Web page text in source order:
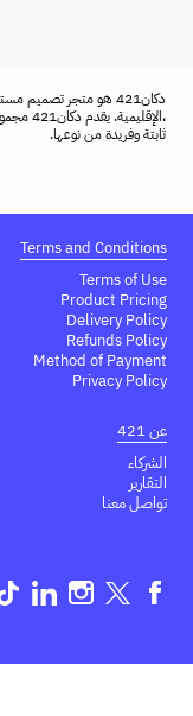
ثابتة وفريدة من نوعها.
Terms and Conditions
Terms of Use
Product Pricing
Delivery Policy
Refunds Policy
Method of Payment
Privacy Policy
عن 421
الشركاء
التقارير
تواصل معنا